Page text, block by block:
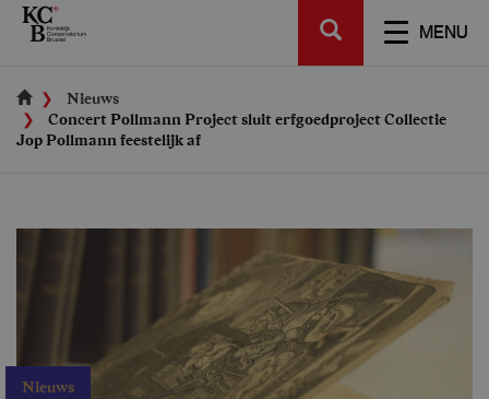
Skip
MENU
SEARCH
Nieuws
Concert Pollmann Project sluit erfgoedproject Collectie
Jop Pollmann feestelijk af
Nieuws